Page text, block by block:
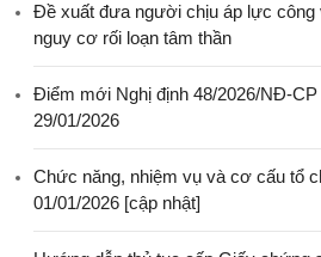
Đề xuất đưa người chịu áp lực công
nguy cơ rối loạn tâm thần
Điểm mới Nghị định 48/2026/NĐ-
29/01/2026
Chức năng, nhiệm vụ và cơ cấu tổ
01/01/2026 [cập nhật]